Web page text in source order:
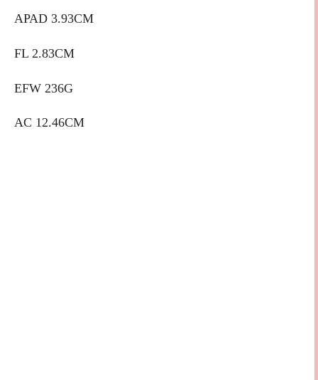
APAD 3.93CM
FL 2.83CM
EFW 236G
AC 12.46CM